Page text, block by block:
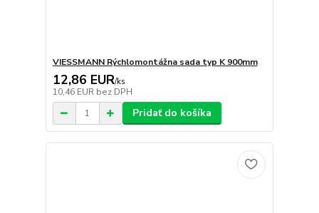
VIESSMANN Rýchlomontážna sada typ K 900mm
12,86 EUR/ks
10,46 EUR bez DPH
Pridať do košíka